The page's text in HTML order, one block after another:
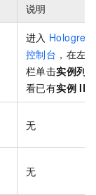
说明
进入 Hologres
控制台 ，在左
栏单击实例列表
看已有实例 ID
无
无